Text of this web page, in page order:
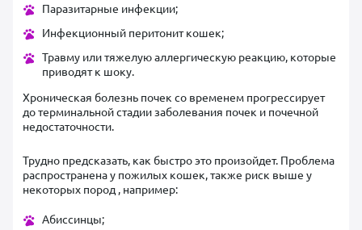
Паразитарные инфекции;
Инфекционный перитонит кошек;
Травму или тяжелую аллергическую реакцию, которые
приводят к шоку.
Хроническая болезнь почек со временем прогрессирует
до терминальной стадии заболевания почек и почечной
недостаточности.
Трудно предсказать, как быстро это произойдет. Проблема
распространена у пожилых кошек, также риск выше у
некоторых пород , например:
Абиссинцы;